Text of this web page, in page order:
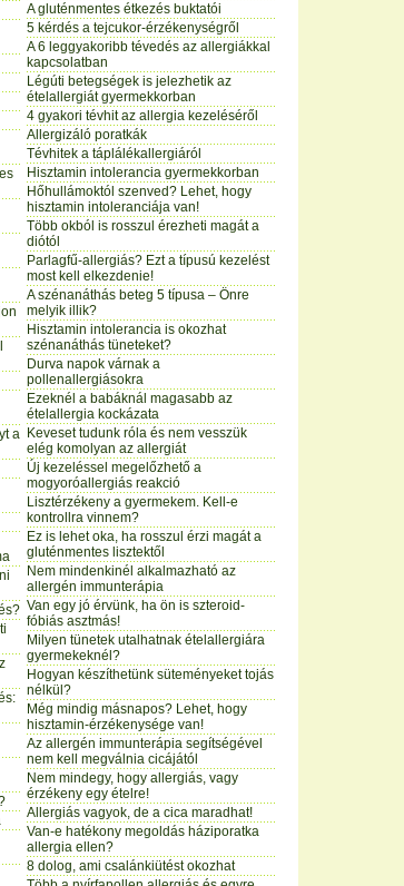
a
A gluténmentes étkezés buktatói
5 kérdés a tejcukor-érzékenységről
A 6 leggyakoribb tévedés az allergiákkal
kapcsolatban
Légúti betegségek is jelezhetik az
ételallergiát gyermekkorban
4 gyakori tévhit az allergia kezeléséről
Allergizáló poratkák
Tévhitek a táplálékallergiáról
Hisztamin intolerancia gyermekkorban
Hőhullámoktól szenved? Lehet, hogy
hisztamin intoleranciája van!
Több okból is rosszul érezheti magát a
diótól
Parlagfű-allergiás? Ezt a típusú kezelést
most kell elkezdenie!
A szénanáthás beteg 5 típusa – Önre
melyik illik?
Hisztamin intolerancia is okozhat
szénanáthás tüneteket?
Durva napok várnak a
pollenallergiásokra
Ezeknél a babáknál magasabb az
ételallergia kockázata
Keveset tudunk róla és nem vesszük
elég komolyan az allergiát
Új kezeléssel megelőzhető a
mogyoróallergiás reakció
Lisztérzékeny a gyermekem. Kell-e
kontrollra vinnem?
Ez is lehet oka, ha rosszul érzi magát a
gluténmentes lisztektől
Nem mindenkinél alkalmazható az
allergén immunterápia
Van egy jó érvünk, ha ön is szteroid-
fóbiás asztmás!
Milyen tünetek utalhatnak ételallergiára
gyermekeknél?
Hogyan készíthetünk süteményeket tojás
nélkül?
Még mindig másnapos? Lehet, hogy
hisztamin-érzékenysége van!
Az allergén immunterápia segítségével
nem kell megválnia cicájától
Nem mindegy, hogy allergiás, vagy
érzékeny egy ételre!
Allergiás vagyok, de a cica maradhat!
Van-e hatékony megoldás háziporatka
allergia ellen?
8 dolog, ami csalánkiütést okozhat